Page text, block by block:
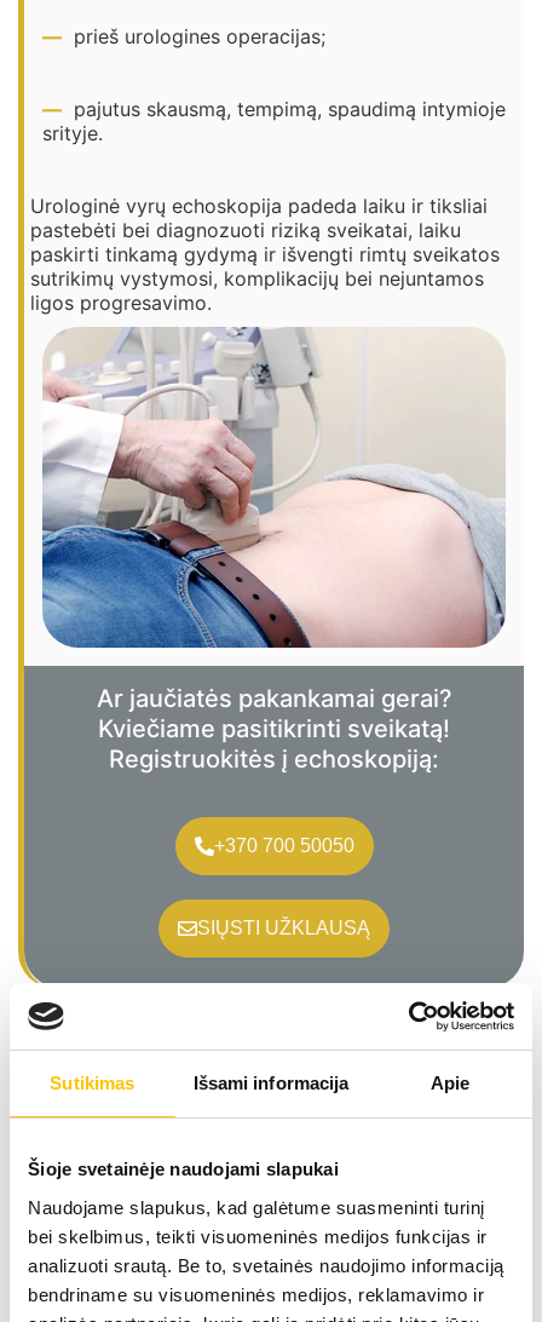
Sutikimas Išsami informacija Apie
Šioje svetainėje naudojami slapukai
Naudojame slapukus, kad galėtume suasmeninti turinį
bei skelbimus, teikti visuomeninės medijos funkcijas ir
analizuoti srautą. Be to, svetainės naudojimo informaciją
bendriname su visuomeninės medijos, reklamavimo ir
prieš urologines operacijas;
pajutus skausmą, tempimą, spaudimą intymioje
srityje.
Urologinė vyrų echoskopija padeda laiku ir tiksliai
pastebėti bei diagnozuoti riziką sveikatai, laiku
paskirti tinkamą gydymą ir išvengti rimtų sveikatos
sutrikimų vystymosi, komplikacijų bei nejuntamos
ligos progresavimo.
Ar jaučiatės pakankamai gerai?
Kviečiame pasitikrinti sveikatą!
Registruokitės į echoskopiją:
+370 700 50050
SIŲSTI UŽKLAUSĄ
Specialistai
JONAS PURVANECKAS
Gydytojas urologas